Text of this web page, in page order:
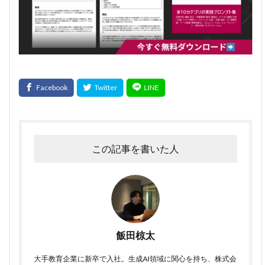
この記事を書いた人
飯田椋太
大手教育企業に新卒で入社。生成AI領域に関心を持ち、株式会